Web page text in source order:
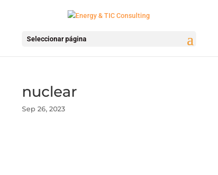
Seleccionar página
nuclear
Sep 26, 2023